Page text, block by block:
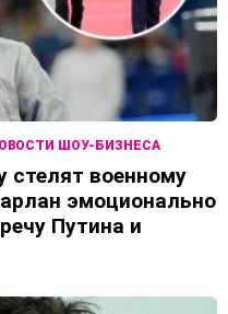
ШОУ-БИЗНЕСА
стелят военному
эмоционально
Путина и